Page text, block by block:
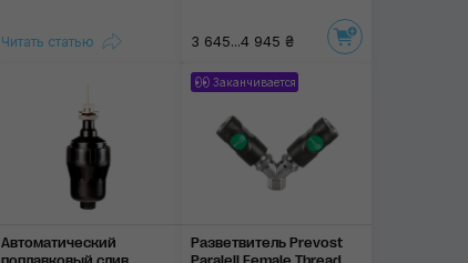
Читать статью 3 645...4 945 ₴
Автоматический
Заканчивается
Разветвитель Prevost